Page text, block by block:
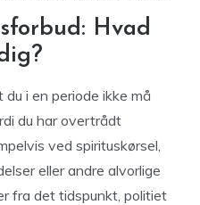
Hvad
i en periode ikke må
du har overtrådt
ved spirituskørsel,
eller andre alvorlige
fra det tidspunkt, politiet